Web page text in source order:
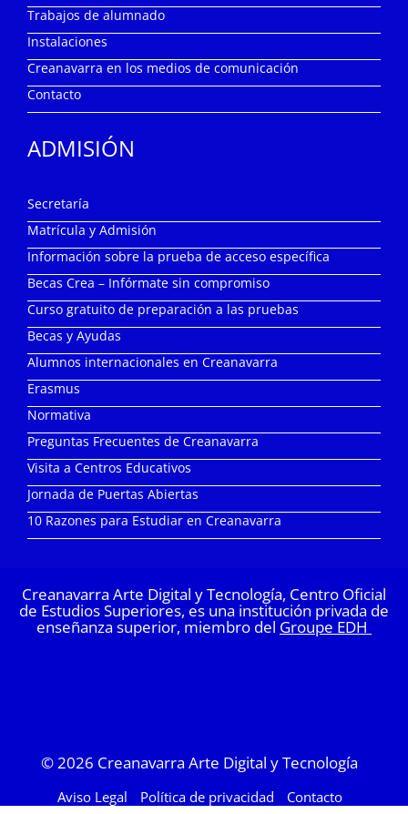
Trabajos de alumnado
Instalaciones
Creanavarra en los medios de comunicación
Contacto
ADMISIÓN
Secretaría
Matrícula y Admisión
Información sobre la prueba de acceso específica
Becas Crea – Infórmate sin compromiso
Curso gratuito de preparación a las pruebas
Becas y Ayudas
Alumnos internacionales en Creanavarra
Erasmus
Normativa
Preguntas Frecuentes de Creanavarra
Visita a Centros Educativos
Jornada de Puertas Abiertas
10 Razones para Estudiar en Creanavarra
Creanavarra Arte Digital y Tecnología, Centro Oficial
de Estudios Superiores, es una institución privada de
enseñanza superior, miembro del Groupe EDH
© 2026 Creanavarra Arte Digital y Tecnología
Aviso Legal Política de privacidad Contacto